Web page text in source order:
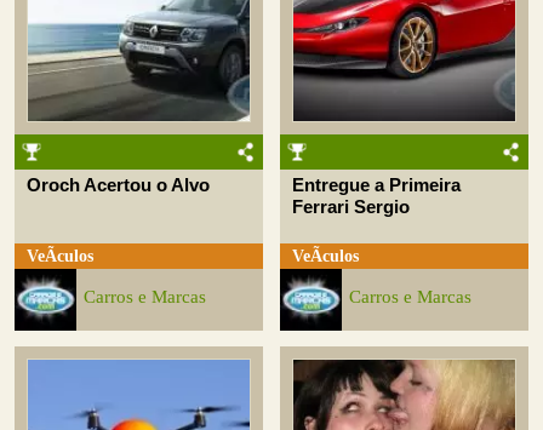
Oroch Acertou o Alvo
VeÃ­culos
Carros e Marcas
Entregue a Primeira
Ferrari Sergio
VeÃ­culos
Carros e Marcas